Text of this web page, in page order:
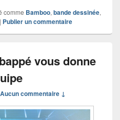
comme Bamboo, bande dessinée,
| Publier un commentaire
vous donne
Aucun commentaire ↓